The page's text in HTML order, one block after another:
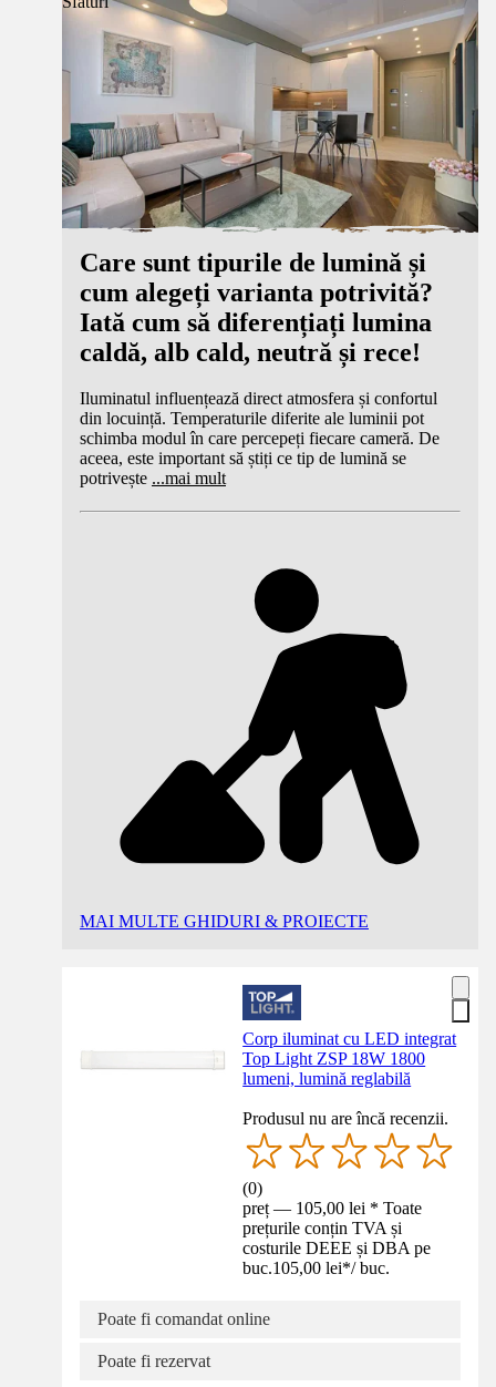
Care sunt tipurile de lumină și
cum alegeți varianta potrivită?
Iată cum să diferențiați lumina
caldă, alb cald, neutră și rece!
Iluminatul influențează direct atmosfera și confortul
din locuință. Temperaturile diferite ale luminii pot
schimba modul în care percepeți fiecare cameră. De
aceea, este important să știți ce tip de lumină se
potrivește ...mai mult
MAI MULTE GHIDURI & PROIECTE
Corp iluminat cu LED integrat
Top Light ZSP 18W 1800
lumeni, lumină reglabilă
Produsul nu are încă recenzii.
(0)
preț — 105,00 lei * Toate
prețurile conțin TVA și
costurile DEEE și DBA pe
buc.105,00 lei*/ buc.
Poate fi comandat online
Poate fi rezervat